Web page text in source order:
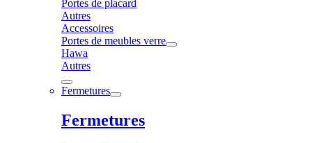
Portes de placard
Autres
Accessoires
Portes de meubles verre
Hawa
Autres
Fermetures
Fermetures